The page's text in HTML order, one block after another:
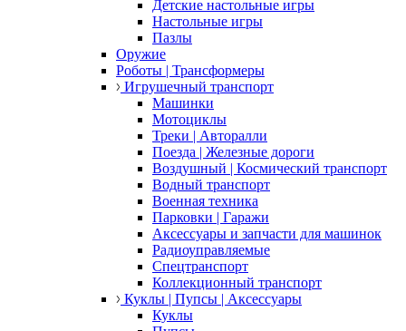
Детские настольные игры
Настольные игры
Пазлы
Оружие
Роботы | Трансформеры
Игрушечный транспорт
Машинки
Мотоциклы
Треки | Авторалли
Поезда | Железные дороги
Воздушный | Космический транспорт
Водный транспорт
Военная техника
Парковки | Гаражи
Аксессуары и запчасти для машинок
Радиоуправляемые
Спецтранспорт
Коллекционный транспорт
Куклы | Пупсы | Аксессуары
Куклы